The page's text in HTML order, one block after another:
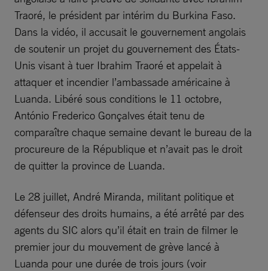
Traoré, le président par intérim du Burkina Faso.
Dans la vidéo, il accusait le gouvernement angolais
de soutenir un projet du gouvernement des États-
Unis visant à tuer Ibrahim Traoré et appelait à
attaquer et incendier l’ambassade américaine à
Luanda. Libéré sous conditions le 11 octobre,
António Frederico Gonçalves était tenu de
comparaître chaque semaine devant le bureau de la
procureure de la République et n’avait pas le droit
de quitter la province de Luanda.
Le 28 juillet, André Miranda, militant politique et
défenseur des droits humains, a été arrêté par des
agents du SIC alors qu’il était en train de filmer le
premier jour du mouvement de grève lancé à
Luanda pour une durée de trois jours (voir